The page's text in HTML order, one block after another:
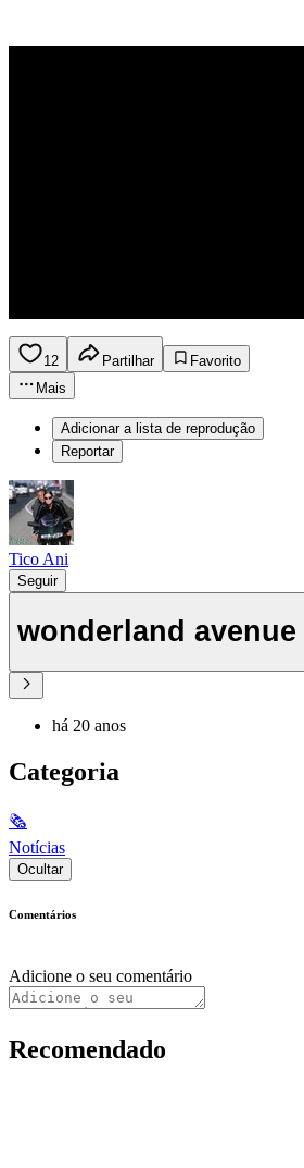
12 Partilhar
Favorito
Mais
Adicionar a lista de reprodução
Reportar
Tico Ani
Seguir
há 20 anos
Categoria
🗞
Notícias
Ocultar
Comentários
Adicione o seu comentário
Recomendado